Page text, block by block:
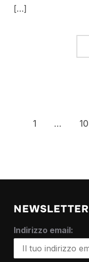
[…]
1 … 10
NEWSLETTER
Indirizzo email: